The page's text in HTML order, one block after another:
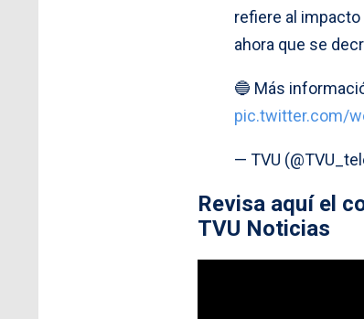
refiere al impacto
ahora que se
🔵 Más
pic.twitter.com/
— TVU
Revisa aquí el
TVU Noticias